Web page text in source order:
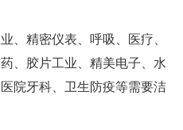
、精密仪表、呼吸、医疗、
、胶片工业、精美电子、水
院牙科、卫生防疫等需要洁